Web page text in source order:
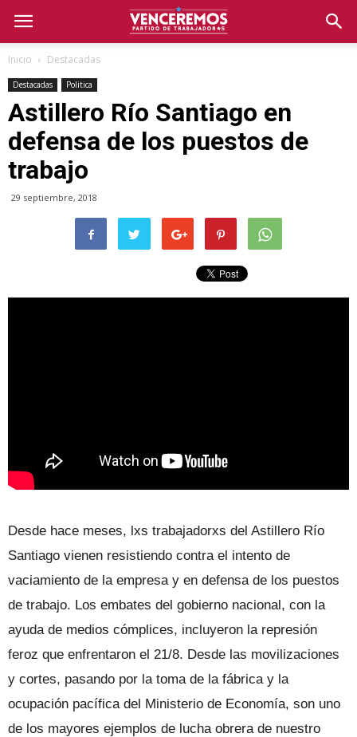
Inicio Destacadas
Destacadas Politica
Astillero Río Santiago en
defensa de los puestos de
trabajo
29 septiembre, 2018
Desde hace meses, lxs trabajadorxs del Astillero Río
Santiago vienen resistiendo contra el intento de
vaciamiento de la empresa y en defensa de los puestos
de trabajo. Los embates del gobierno nacional, con la
ayuda de medios cómplices, incluyeron la represión
feroz que enfrentaron el 21/8. Desde las movilizaciones
y cortes, pasando por la toma de la fábrica y la
ocupación pacífica del Ministerio de Economía, son uno
de los mayores ejemplos de lucha obrera de nuestro